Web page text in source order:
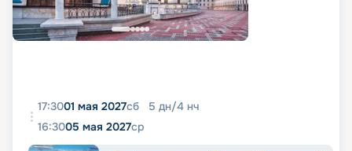
17:3001 мая 2027сб 5 дн/4 нч
16:3005 мая 2027ср